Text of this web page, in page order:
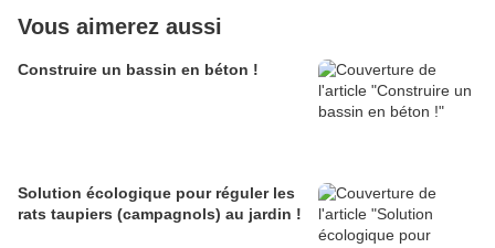
Vous aimerez aussi
Construire un bassin en béton !
Solution écologique pour réguler les
rats taupiers (campagnols) au jardin !